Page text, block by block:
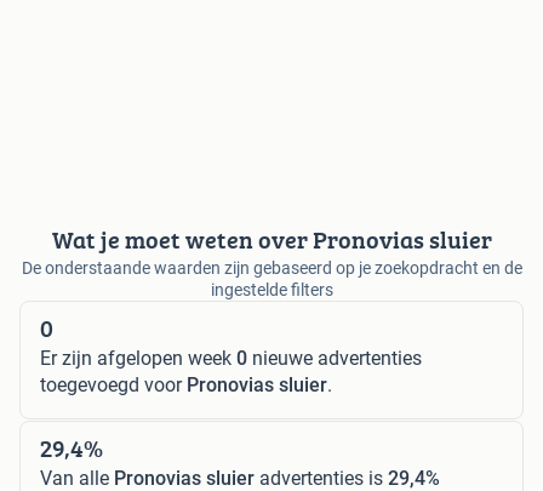
Wat je moet weten over Pronovias sluier
De onderstaande waarden zijn gebaseerd op je zoekopdracht en de
ingestelde filters
0
Er zijn afgelopen week 0 nieuwe advertenties
toegevoegd voor Pronovias sluier.
29,4%
Van alle Pronovias sluier advertenties is 29,4%